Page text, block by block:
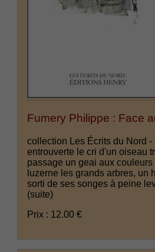
Fumery Philippe : Face
collection Les Écrits du Nord -
entrouverte le cri d'un oiseau
passage un geai aux couleurs
luzerne les grands arbres, un
sorti de ses songes à peine
(suite)
Prix : 12.00 €